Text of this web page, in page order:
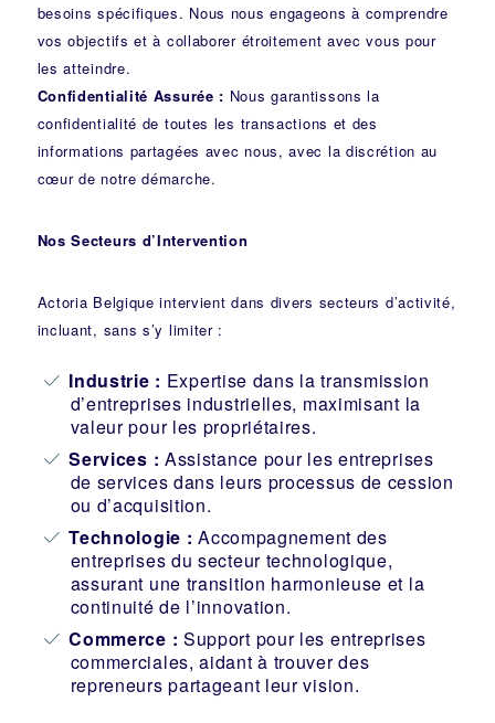
besoins spécifiques. Nous nous engageons à comprendre
vos objectifs et à collaborer étroitement avec vous pour
les atteindre.
Confidentialité Assurée : Nous garantissons la
confidentialité de toutes les transactions et des
informations partagées avec nous, avec la discrétion au
cœur de notre démarche.
Nos Secteurs d’Intervention
Actoria Belgique intervient dans divers secteurs d’activité,
incluant, sans s’y limiter :
Industrie : Expertise dans la transmission
d’entreprises industrielles, maximisant la
valeur pour les propriétaires.
Services : Assistance pour les entreprises
de services dans leurs processus de cession
ou d’acquisition.
Technologie : Accompagnement des
entreprises du secteur technologique,
assurant une transition harmonieuse et la
continuité de l’innovation.
Commerce : Support pour les entreprises
commerciales, aidant à trouver des
repreneurs partageant leur vision.